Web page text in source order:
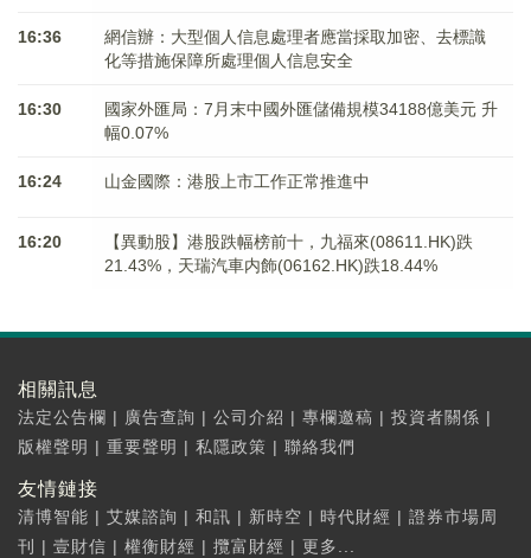
16:36
網信辦：大型個人信息處理者應當採取加密、去標識
化等措施保障所處理個人信息安全
16:30
國家外匯局：7月末中國外匯儲備規模34188億美元 升
幅0.07%
16:24 山金國際：港股上市工作正常推進中
16:20
【異動股】港股跌幅榜前十，九福來(08611.HK)跌
21.43%，天瑞汽車内飾(06162.HK)跌18.44%
相關訊息
法定公告欄 | 廣告查詢 | 公司介紹 | 專欄邀稿 | 投資者關係 |
版權聲明 | 重要聲明 | 私隱政策 | 聯絡我們
友情鏈接
清博智能 | 艾媒諮詢 | 和訊 | 新時空 | 時代財經 | 證券市場周
刊
| 壹財信 | 權衡財經 | 攬富財經 | 更多...